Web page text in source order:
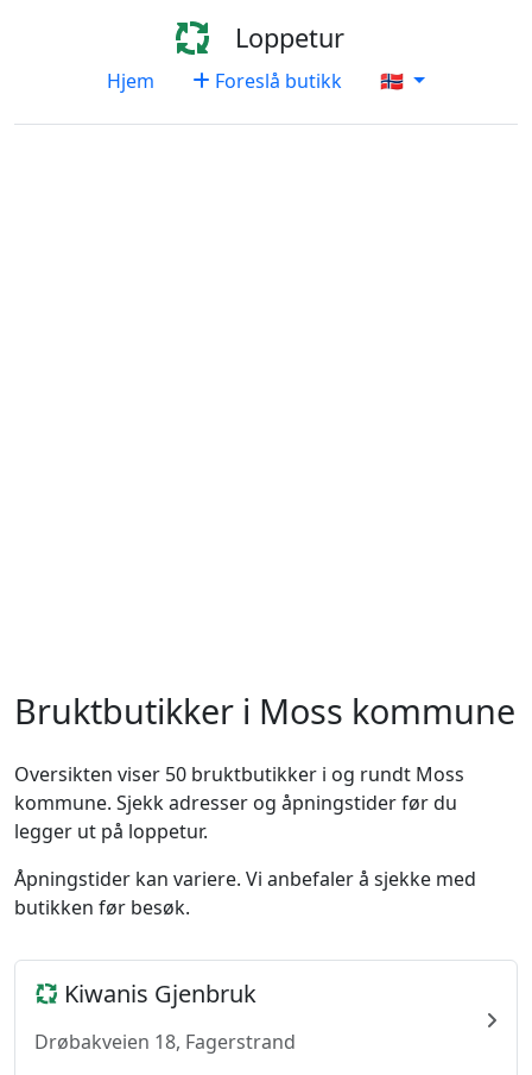
Loppetur
Hjem Foreslå butikk 🇳🇴
Bruktbutikker i Moss kommune
Oversikten viser 50 bruktbutikker i og rundt Moss
kommune. Sjekk adresser og åpningstider før du
legger ut på loppetur.
Åpningstider kan variere. Vi anbefaler å sjekke med
butikken før besøk.
Kiwanis Gjenbruk
Drøbakveien 18, Fagerstrand